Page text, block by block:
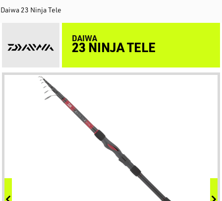
Daiwa 23 Ninja Tele
DAIWA
23 NINJA TELE